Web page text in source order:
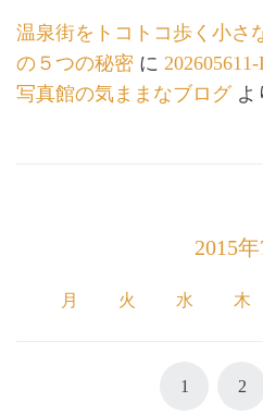
温泉街をトコトコ歩く小さ
の５つの秘密 に
写真館の気ままなブログよ
2015年
月 火 水 木
1 2